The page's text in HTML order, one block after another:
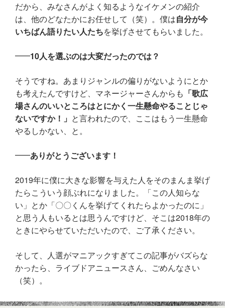
だから、みなさんがよく知るようなイケメンの紹介
は、他のどなたかにお任せして（笑）。僕は自分が今
いちばん語りたい人たちを挙げさせてもらいました。
10人を選ぶのは大変だったのでは？
そうですね。あまりジャンルの偏りがないようにとか
も考えたんですけど、マネージャーさんからも 「歌広
場さんのいいところはとにかく一生懸命やることじゃ
ないですか！」 と言われたので、ここはもう一生懸命
やるしかない、と。
ありがとうございます！
2019年に僕に大きな影響を与えた人をそのまんま挙げ
たらこういう顔ぶれになりました。「この人知らな
い」とか「〇〇くんを挙げてくれたらよかったのに」
と思う人もいるとは思うんですけど、そこは2018年の
ときにやらせていただいたので、ご了承ください。
そして、人選がマニアックすぎてこの記事がバズらな
かったら、ライブドアニュースさん、ごめんなさい
（笑）。